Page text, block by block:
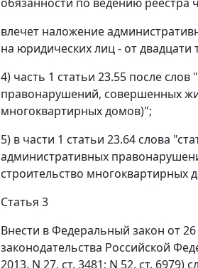
влечет наложение
на юридических лиц - от двадцати
4) часть 1 статьи 23.55 после
правонарушений, совершенных
многоквартирных домов)";
5) в части 1 статьи 23.64 слова
административных
строительство многоквартирных
Статья 3
Внести в Федеральный закон от
законодательства Российской
2013, N 27, ст. 3481; N 52, ст.